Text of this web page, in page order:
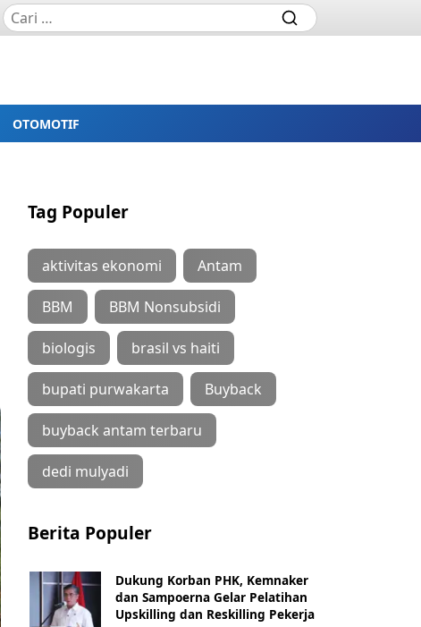
OTOMOTIF
Tag Populer
aktivitas ekonomi Antam
BBM BBM Nonsubsidi
biologis brasil vs haiti
bupati purwakarta Buyback
buyback antam terbaru
dedi mulyadi
Berita Populer
Dukung Korban PHK, Kemnaker
dan Sampoerna Gelar Pelatihan
Upskilling dan Reskilling Pekerja